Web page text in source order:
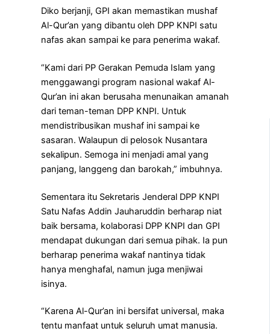
Diko berjanji, GPI akan memastikan mushaf
Al-Qur’an yang dibantu oleh DPP KNPI satu
nafas akan sampai ke para penerima wakaf.
“Kami dari PP Gerakan Pemuda Islam yang
menggawangi program nasional wakaf Al-
Qur’an ini akan berusaha menunaikan amanah
dari teman-teman DPP KNPI. Untuk
mendistribusikan mushaf ini sampai ke
sasaran. Walaupun di pelosok Nusantara
sekalipun. Semoga ini menjadi amal yang
panjang, langgeng dan barokah,” imbuhnya.
Sementara itu Sekretaris Jenderal DPP KNPI
Satu Nafas Addin Jauharuddin berharap niat
baik bersama, kolaborasi DPP KNPI dan GPI
mendapat dukungan dari semua pihak. Ia pun
berharap penerima wakaf nantinya tidak
hanya menghafal, namun juga menjiwai
isinya.
“Karena Al-Qur’an ini bersifat universal, maka
tentu manfaat untuk seluruh umat manusia.